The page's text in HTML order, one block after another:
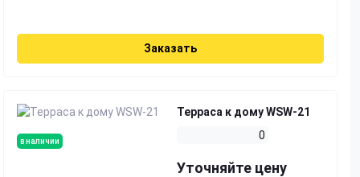
Заказать
в наличии
Терраса к дому WSW-21
0
Уточняйте цену